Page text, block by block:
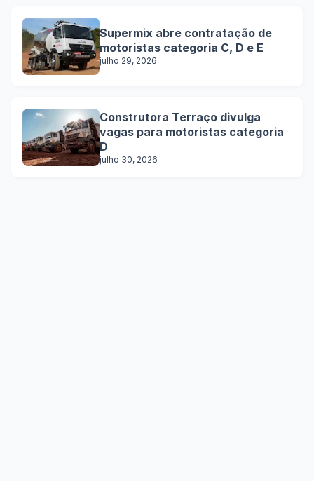
Supermix abre contratação de
motoristas categoria C, D e E
julho 29, 2026
Construtora Terraço divulga
vagas para motoristas categoria
D
julho 30, 2026